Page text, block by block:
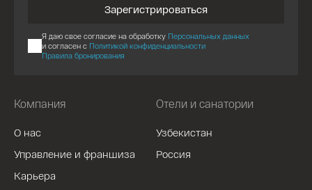
Компания
О нас
Управление и франшиза
Карьера
Отели и санатории
Узбекистан
Россия
Зарегистрироваться
Я даю свое согласие на обработку Персональных данных
и согласен с Политикой конфиденциальности
Правила бронирования